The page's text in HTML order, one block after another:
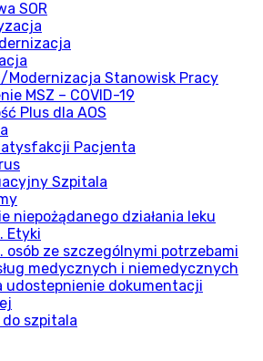
SOR
Modernizacja Stanowisk Pracy
MSZ – COVID-19
Plus dla AOS
Pacjenta
Szpitala
niepożądanego działania leku
Etyki
osób ze szczególnymi potrzebami
medycznych i niemedycznych
udostepnienie dokumentacji
szpitala